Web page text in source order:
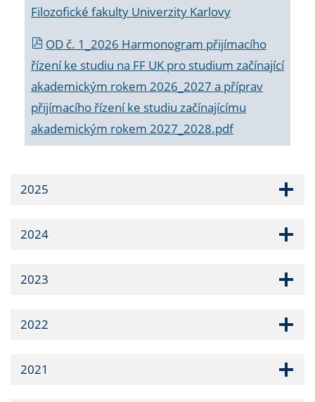
Filozofické fakulty Univerzity Karlovy
OD č. 1_2026 Harmonogram přijímacího
řízení ke studiu na FF UK pro studium začínající
akademickým rokem 2026_2027 a příprav
přijímacího řízení ke studiu začínajícímu
akademickým rokem 2027_2028.pdf
2025
2024
2023
2022
2021